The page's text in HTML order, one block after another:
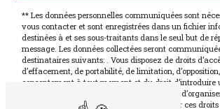
** Les données personnelles communiquées sont
vous contacter et sont enregistrées dans un fichier
destinées à et ses sous-traitants dans le seul but de
message. Les données collectées seront
destinataires suivants: . Vous disposez de droits
d’effacement, de portabilité, de limitation,
consentement à tout moment et du droit d’introduire
auprès d’une autorité de contrôle, ainsi que
données post-mortem. Vous pouvez exercer ces